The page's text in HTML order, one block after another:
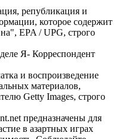
републикация и
которое содержит
EPA / UPG, строго
Я- Корреспондент
и воспроизведение
материалов,
Getty Images, строго
предназначены для
в азартных играх